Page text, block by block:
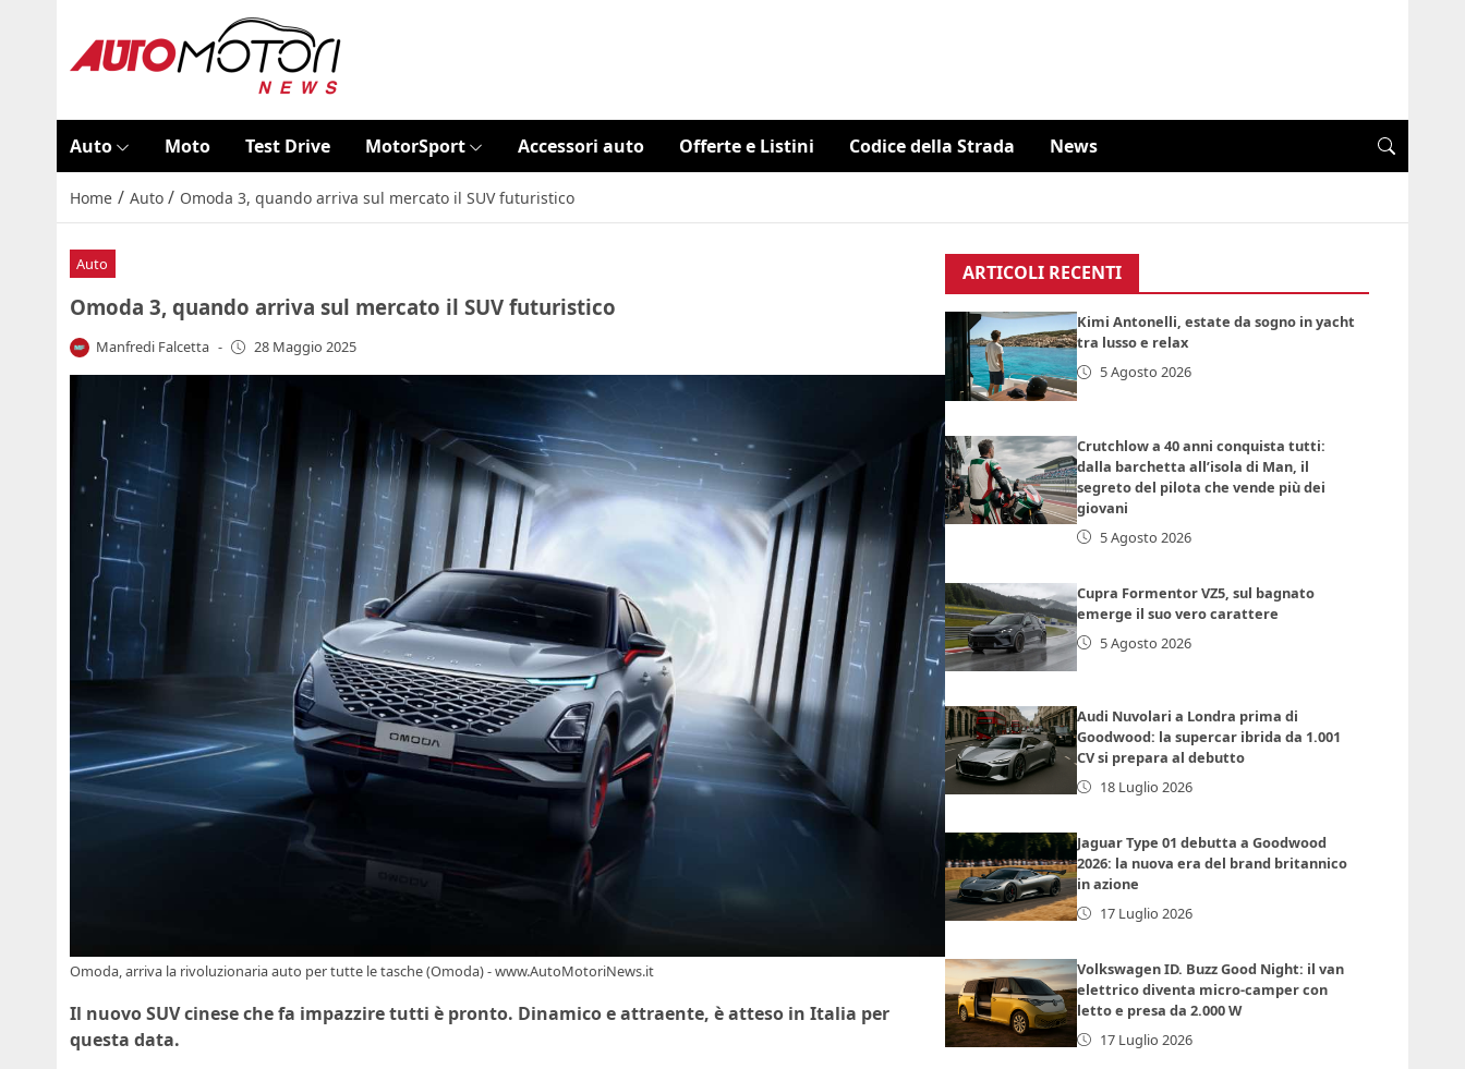
Auto Moto Test Drive MotorSport Accessori auto Offerte e Listini Codice della Strada News
Home / Auto / Omoda 3, quando arriva sul mercato il SUV futuristico
Auto
Omoda 3, quando arriva sul mercato il SUV futuristico
Manfredi Falcetta - 28 Maggio 2025
Omoda, arriva la rivoluzionaria auto per tutte le tasche (Omoda) - www.AutoMotoriNews.it
Il nuovo SUV cinese che fa impazzire tutti è pronto. Dinamico e attraente, è atteso in Italia per
questa data.
ARTICOLI RECENTI
Kimi Antonelli, estate da sogno in yacht
tra lusso e relax
5 Agosto 2026
Crutchlow a 40 anni conquista tutti:
dalla barchetta all’isola di Man, il
segreto del pilota che vende più dei
giovani
5 Agosto 2026
Cupra Formentor VZ5, sul bagnato
emerge il suo vero carattere
5 Agosto 2026
Audi Nuvolari a Londra prima di
Goodwood: la supercar ibrida da 1.001
CV si prepara al debutto
18 Luglio 2026
Jaguar Type 01 debutta a Goodwood
2026: la nuova era del brand britannico
in azione
17 Luglio 2026
Volkswagen ID. Buzz Good Night: il van
elettrico diventa micro-camper con
letto e presa da 2.000 W
17 Luglio 2026